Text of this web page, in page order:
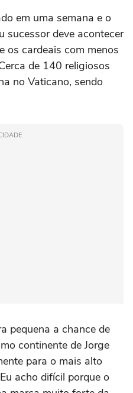
em uma semana e o
sucessor deve acontecer
os cardeais com menos
de 140 religiosos
no Vaticano, sendo
pequena a chance de
continente de Jorge
para o mais alto
acho difícil porque o